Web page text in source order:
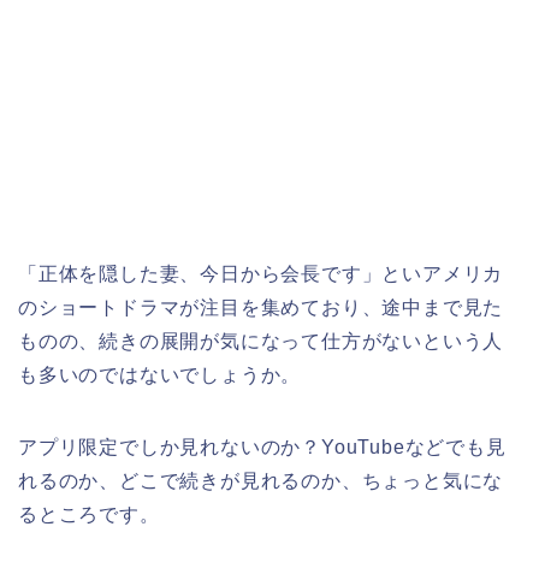
「正体を隠した妻、今日から会長です」といアメリカ
のショートドラマが注目を集めており、途中まで見た
ものの、続きの展開が気になって仕方がないという人
も多いのではないでしょうか。
アプリ限定でしか見れないのか？YouTubeなどでも見
れるのか、どこで続きが見れるのか、ちょっと気にな
るところです。